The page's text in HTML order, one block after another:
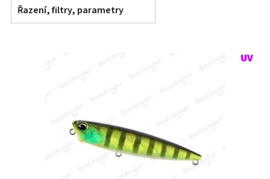
Řazení, filtry, parametry